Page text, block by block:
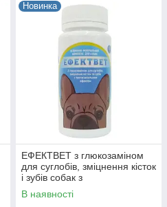
Новинка
ЕФЕКТВЕТ з глюкозаміном
для суглобів, зміцнення кісток
і зубів собак з
протизапальним ефектом
100 т.
В наявності